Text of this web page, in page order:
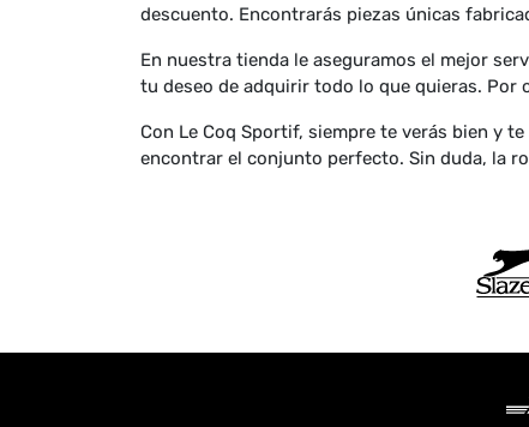
descuento. Encontrarás piezas únicas
En nuestra tienda le aseguramos el mejor
tu deseo de adquirir todo lo que quieras. Por
Con Le Coq Sportif, siempre te verás bien y
encontrar el conjunto perfecto. Sin duda, la